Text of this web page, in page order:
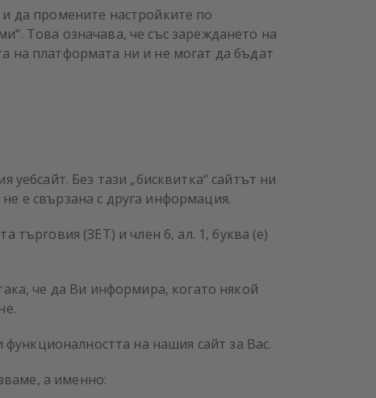
и да промените настройките по
Това означава, че със зареждането на
на платформата ни и не могат да бъдат
Без тази „бисквитка“ сайтът ни
е свързана с друга информация.
търговия (ЗЕТ) и член 6, ал. 1, буква (е)
че да Ви информира, когато някой
на нашия сайт за Вас.
а именно: